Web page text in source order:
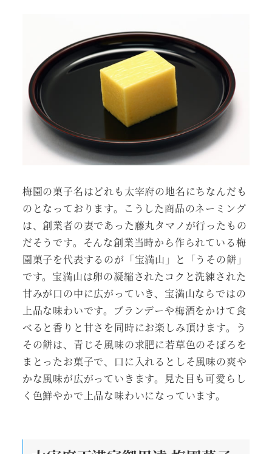
梅園の菓子名はどれも太宰府の地名にちなんだも
のとなっております。こうした商品のネーミング
は、創業者の妻であった藤丸タマノが行ったもの
だそうです。そんな創業当時から作られている梅
園菓子を代表するのが「宝満山」と「うその餅」
です。宝満山は卵の凝縮されたコクと洗練された
甘みが口の中に広がっていき、宝満山ならではの
上品な味わいです。ブランデーや梅酒をかけて食
べると香りと甘さを同時にお楽しみ頂けます。う
その餅は、青じそ風味の求肥に若草色のそぼろを
まとったお菓子で、口に入れるとしそ風味の爽や
かな風味が広がっていきます。見た目も可愛らし
く色鮮やかで上品な味わいになっています。